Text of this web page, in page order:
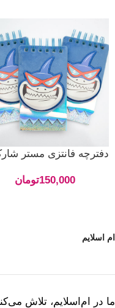
دفترچه فانتزی مستر
150,000تومان
ام اسلایم
ما در ام‌اسلایم، تلاش